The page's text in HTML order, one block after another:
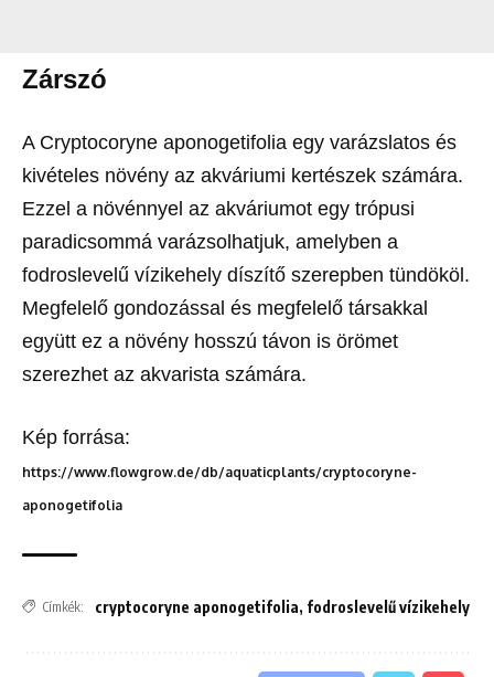
Zárszó
A Cryptocoryne aponogetifolia egy varázslatos és
kivételes növény az akváriumi kertészek számára.
Ezzel a növénnyel az akváriumot egy trópusi
paradicsommá varázsolhatjuk, amelyben a
fodroslevelű vízikehely díszítő szerepben tündököl.
Megfelelő gondozással és megfelelő társakkal
együtt ez a növény hosszú távon is örömet
szerezhet az akvarista számára.
Kép forrása:
https://www.flowgrow.de/db/aquaticplants/cryptocoryne-
aponogetifolia
Címkék: cryptocoryne aponogetifolia, fodroslevelű vízikehely